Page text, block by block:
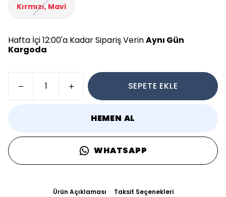
Kırmızı, Mavi
Hafta İçi 12:00'a Kadar Sipariş VerinAynı Gün
Kargoda
SEPETE EKLE
HEMEN AL
WHATSAPP
Ürün Açıklaması Taksit Seçenekleri